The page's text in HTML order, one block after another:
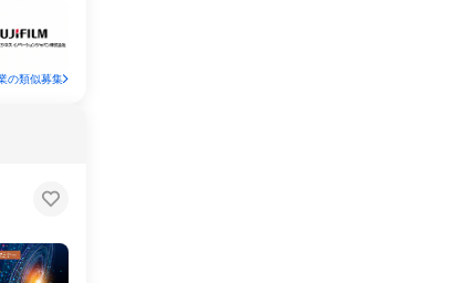
の類似募集